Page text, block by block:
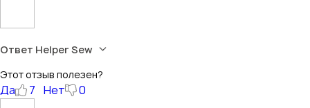
Ответ Helper Sew
Этот отзыв полезен?
Да 7 Нет 0